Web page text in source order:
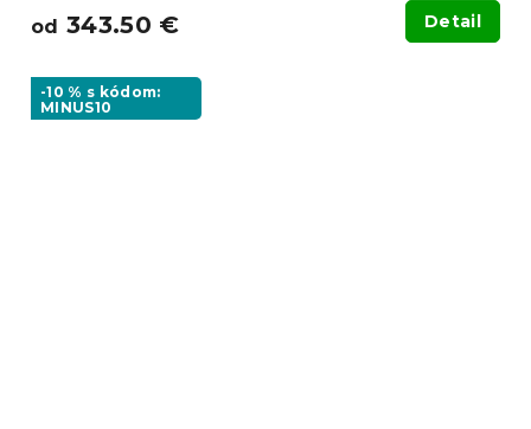
od 343.50 € Detail
-10 % s kódom:
MINUS10